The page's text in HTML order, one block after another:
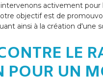
activement
objectif est de
ainsi à la création d'une
LE
POUR UN